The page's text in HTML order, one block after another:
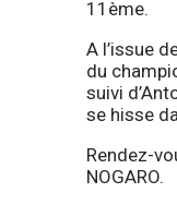
11ème.
A l’issue
du
suivi
se hisse
Rendez-
NOGARO.